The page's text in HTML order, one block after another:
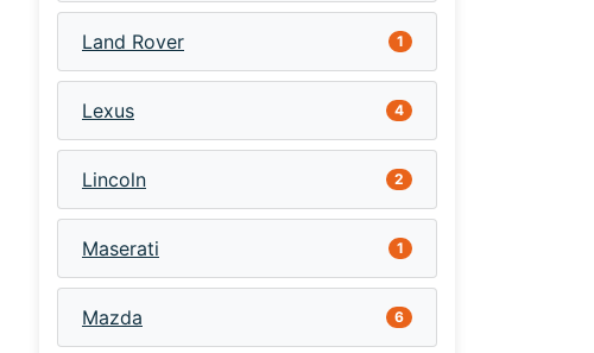
Land Rover 1
Lexus 4
Lincoln 2
Maserati 1
Mazda 6